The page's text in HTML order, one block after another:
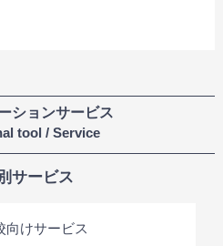
ションサービス
tool / Service
サービス
向けサービス